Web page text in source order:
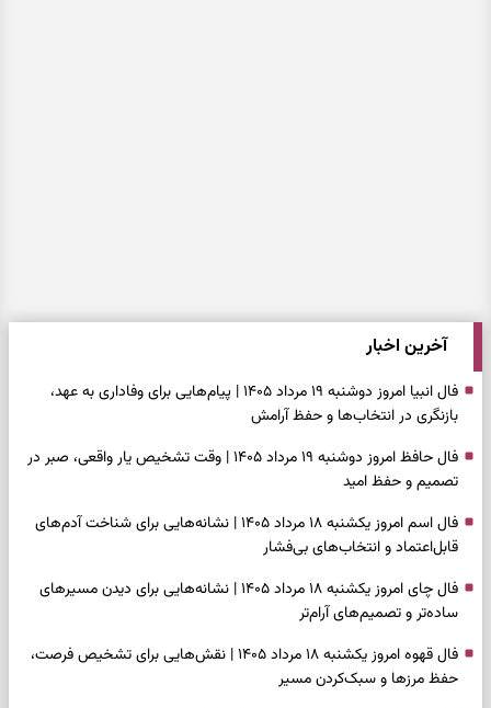
آخرین اخبار
فال انبیا امروز دوشنبه ۱۹ مرداد ۱۴۰۵ | پیام‌هایی برای وفاداری به عهد،
بازنگری در انتخاب‌ها و حفظ آرامش
فال حافظ امروز دوشنبه ۱۹ مرداد ۱۴۰۵ | وقت تشخیص یار واقعی، صبر در
تصمیم و حفظ امید
فال اسم امروز یکشنبه ۱۸ مرداد ۱۴۰۵ | نشانه‌هایی برای شناخت آدم‌های
قابل‌اعتماد و انتخاب‌های بی‌فشار
فال چای امروز یکشنبه ۱۸ مرداد ۱۴۰۵ | نشانه‌هایی برای دیدن مسیرهای
ساده‌تر و تصمیم‌های آرام‌تر
فال قهوه امروز یکشنبه ۱۸ مرداد ۱۴۰۵ | نقش‌هایی برای تشخیص فرصت،
حفظ مرزها و سبک‌کردن مسیر